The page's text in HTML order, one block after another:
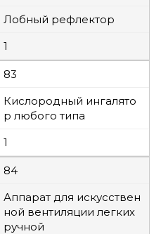
Лобный рефлектор
1
83
Кислородный ингалято
р любого типа
1
84
Аппарат для искусствен
ной вентиляции легких
ручной